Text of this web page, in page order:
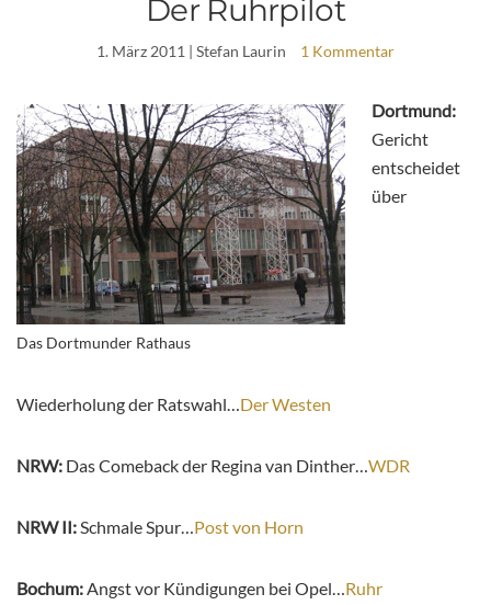
Der Ruhrpilot
1. März 2011 | Stefan Laurin 1 Kommentar
Das Dortmunder Rathaus
Dortmund:
Gericht
entscheidet
über
Wiederholung der Ratswahl…Der Westen
NRW: Das Comeback der Regina van Dinther…WDR
NRW II:Schmale Spur…Post von Horn
Bochum:Angst vor Kündigungen bei Opel…Ruhr